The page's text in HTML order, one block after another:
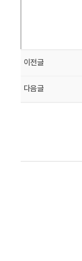
이전글
다음글